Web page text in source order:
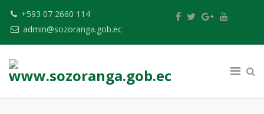
+593 07 2660 114
admin@sozoranga.gob.ec